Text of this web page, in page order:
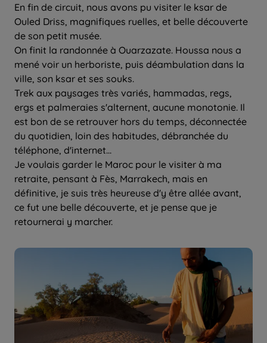
En fin de circuit, nous avons pu visiter le ksar de
Ouled Driss, magnifiques ruelles, et belle découverte
de son petit musée.
On finit la randonnée à Ouarzazate. Houssa nous a
mené voir un herboriste, puis déambulation dans la
ville, son ksar et ses souks.
Trek aux paysages très variés, hammadas, regs,
ergs et palmeraies s'alternent, aucune monotonie. Il
est bon de se retrouver hors du temps, déconnectée
du quotidien, loin des habitudes, débranchée du
téléphone, d'internet...
Je voulais garder le Maroc pour le visiter à ma
retraite, pensant à Fès, Marrakech, mais en
définitive, je suis très heureuse d'y être allée avant,
ce fut une belle découverte, et je pense que je
retournerai y marcher.